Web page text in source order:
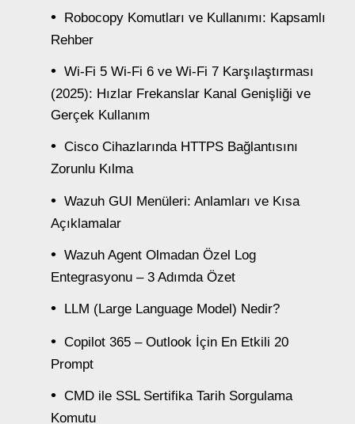
Robocopy Komutları ve Kullanımı: Kapsamlı
Rehber
Wi-Fi 5 Wi-Fi 6 ve Wi-Fi 7 Karşılaştırması
(2025): Hızlar Frekanslar Kanal Genişliği ve
Gerçek Kullanım
Cisco Cihazlarında HTTPS Bağlantısını
Zorunlu Kılma
Wazuh GUI Menüleri: Anlamları ve Kısa
Açıklamalar
Wazuh Agent Olmadan Özel Log
Entegrasyonu – 3 Adımda Özet
LLM (Large Language Model) Nedir?
Copilot 365 – Outlook İçin En Etkili 20
Prompt
CMD ile SSL Sertifika Tarih Sorgulama
Komutu